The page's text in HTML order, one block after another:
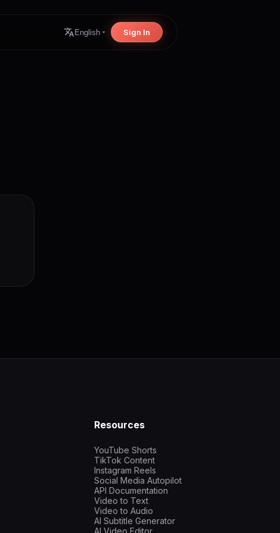
English Sign In
Resources
YouTube Shorts
TikTok Content
Instagram Reels
Social Media Autopilot
API Documentation
Video to Text
Video to Audio
AI Subtitle Generator